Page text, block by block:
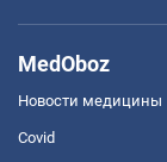
MedOboz
Новости медицины
Covid